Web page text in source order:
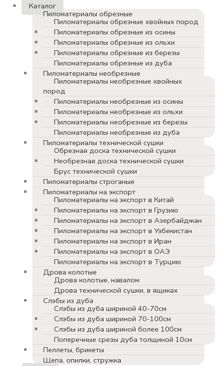
Каталог
Пиломатериалы обрезные
Пиломатериалы обрезные хвойных пород
Пиломатериалы обрезные из осины
Пиломатериалы обрезные из ольхи
Пиломатериалы обрезные из березы
Пиломатериалы обрезные из дуба
Пиломатериалы необрезные
Пиломатериалы необрезные хвойных
пород
Пиломатериалы необрезные из осины
Пиломатериалы необрезные из ольхи
Пиломатериалы необрезные из березы
Пиломатериалы необрезные из дуба
Пиломатериалы технической сушки
Обрезная доска технической сушки
Необрезная доска технической сушки
Брус технической сушки
Пиломатериалы строганые
Пиломатериалы на экспорт
Пиломатериалы на экспорт в Китай
Пиломатериалы на экспорт в Грузию
Пиломатериалы на экспорт в Азербайджан
Пиломатериалы на экспорт в Узбекистан
Пиломатериалы на экспорт в Иран
Пиломатериалы на экспорт в ОАЭ
Пиломатериалы на экспорт в Турцию
Дрова колотые
Дрова колотые, навалом
Дрова технической сушки, в ящиках
Слэбы из дуба
Слэбы из дуба шириной 40-70см
Слэбы из дуба шириной 70-100см
Слэбы из дуба шириной более 100см
Поперечные срезы дуба толщиной 10см
Пеллеты, брикеты
Щепа, опилки, стружка